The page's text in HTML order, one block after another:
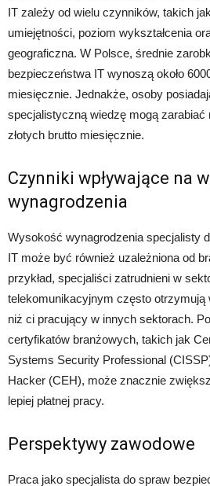
IT zależy od wielu czynników, takich
umiejętności, poziom wykształcenia
geograficzna. W Polsce, średnie
bezpieczeństwa IT wynoszą około
miesięcznie. Jednakże, osoby
specjalistyczną wiedzę mogą zarabiać
złotych brutto miesięcznie.
Czynniki wpływające na
wynagrodzenia
Wysokość wynagrodzenia specjalisty
IT może być również uzależniona od
przykład, specjaliści zatrudnieni w
telekomunikacyjnym często
niż ci pracujący w innych sektorach.
certyfikatów branżowych, takich jak
Systems Security Professional
Hacker (CEH), może znacznie
lepiej płatnej pracy.
Perspektywy zawodowe
Praca jako specjalista do spraw